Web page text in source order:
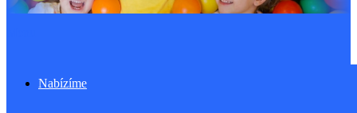
Nabízíme